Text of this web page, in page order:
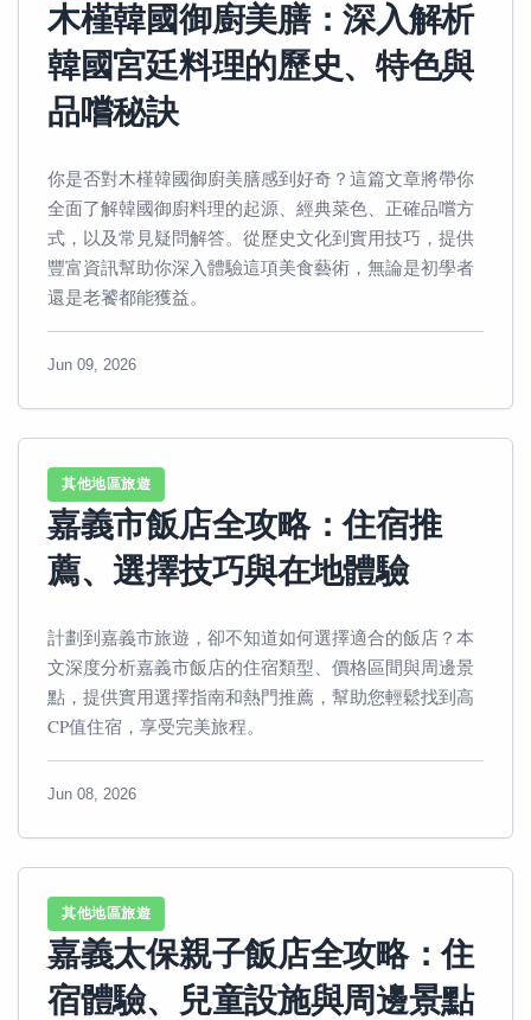
木槿韓國御廚美膳：深入解析
韓國宮廷料理的歷史、特色與
品嚐秘訣
你是否對木槿韓國御廚美膳感到好奇？這篇文章將帶你
全面了解韓國御廚料理的起源、經典菜色、正確品嚐方
式，以及常見疑問解答。從歷史文化到實用技巧，提供
豐富資訊幫助你深入體驗這項美食藝術，無論是初學者
還是老饕都能獲益。
Jun 09, 2026
其他地區旅遊
嘉義市飯店全攻略：住宿推
薦、選擇技巧與在地體驗
計劃到嘉義市旅遊，卻不知道如何選擇適合的飯店？本
文深度分析嘉義市飯店的住宿類型、價格區間與周邊景
點，提供實用選擇指南和熱門推薦，幫助您輕鬆找到高
CP值住宿，享受完美旅程。
Jun 08, 2026
其他地區旅遊
嘉義太保親子飯店全攻略：住
宿體驗、兒童設施與周邊景點